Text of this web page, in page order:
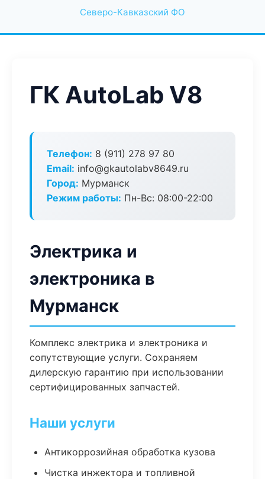
Северо-Кавказский ФО
ГК AutoLab V8
Телефон: 8 (911) 278 97 80
Email: info@gkautolabv8649.ru
Город: Мурманск
Режим работы: Пн-Вс: 08:00-22:00
Электрика и
электроника в
Мурманск
Комплекс электрика и электроника и
сопутствующие услуги. Сохраняем
дилерскую гарантию при использовании
сертифицированных запчастей.
Наши услуги
Антикоррозийная обработка кузова
Чистка инжектора и топливной